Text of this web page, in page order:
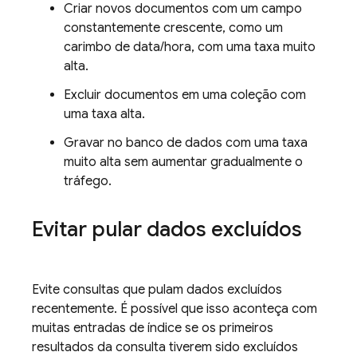
Criar novos documentos com um campo
constantemente crescente, como um
carimbo de data/hora, com uma taxa muito
alta.
Excluir documentos em uma coleção com
uma taxa alta.
Gravar no banco de dados com uma taxa
muito alta sem aumentar gradualmente o
tráfego.
Evitar pular dados excluídos
Evite consultas que pulam dados excluídos
recentemente. É possível que isso aconteça com
muitas entradas de índice se os primeiros
resultados da consulta tiverem sido excluídos